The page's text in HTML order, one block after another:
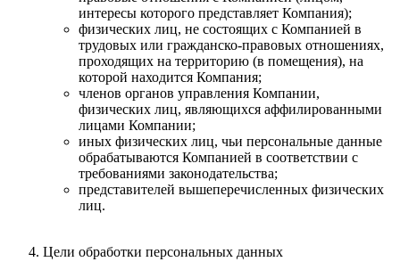
интересы которого представляет Компания);
физических лиц, не состоящих с Компанией в
трудовых или гражданско-правовых отношениях,
проходящих на территорию (в помещения), на
которой находится Компания;
членов органов управления Компании,
физических лиц, являющихся аффилированными
лицами Компании;
иных физических лиц, чьи персональные данные
обрабатываются Компанией в соответствии с
требованиями законодательства;
представителей вышеперечисленных физических
лиц.
Цели обработки персональных данных